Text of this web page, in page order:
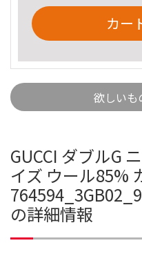
カー
欲しいも
GUCCI ダブルG
イズ ウール85%
の詳細情報